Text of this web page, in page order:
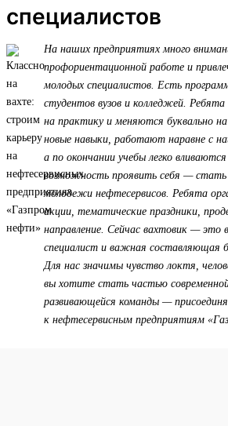
специалистов
На наших предприятиях много
профориентационной работе и
молодых специалистов. Есть
студентов вузов и колледжей.
на практику и меняются буквально
новые навыки, работают наравне с
а по окончании учебы легко
возможность проявить себя — стать
молодежи нефтесервисов. Ребята
акции, тематические праздники,
направление. Сейчас вахтовик — это
специалист и важная составляющая
Для нас значимы чувство локтя,
вы хотите стать частью
развивающейся команды —
к нефтесервисным предприятиям